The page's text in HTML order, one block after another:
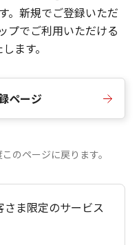
。新規でご登録いただ
プでご利用いただける
ます。
ページ
のページに戻ります。
ま限定のサービス